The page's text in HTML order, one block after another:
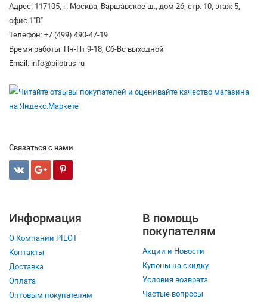
Адрес: 117105, г. Москва, Варшавское ш., дом 26, стр. 10, этаж 5,
офис 1"В"
Телефон: +7 (499) 490-47-19
Время работы: Пн-Пт 9-18, Сб-Вс выходной
Email: info@pilotrus.ru
Связаться с нами
Информация
О Компании PILOT
Контакты
Доставка
Оплата
Оптовым покупателям
В помощь
покупателям
Акции и Новости
Купоны на скидку
Условия возврата
Частые вопросы